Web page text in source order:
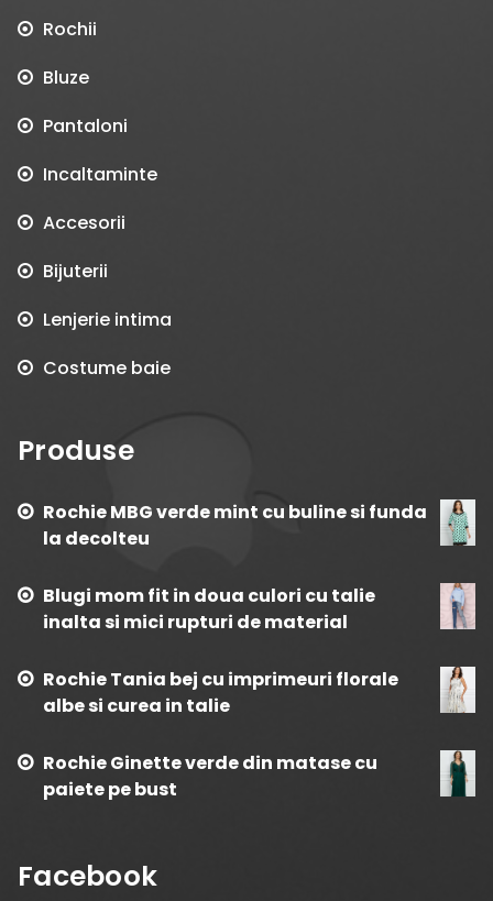
Rochii
Bluze
Pantaloni
Incaltaminte
Accesorii
Bijuterii
Lenjerie intima
Costume baie
Produse
Rochie MBG verde mint cu buline si funda
la decolteu
Blugi mom fit in doua culori cu talie
inalta si mici rupturi de material
Rochie Tania bej cu imprimeuri florale
albe si curea in talie
Rochie Ginette verde din matase cu
paiete pe bust
Facebook